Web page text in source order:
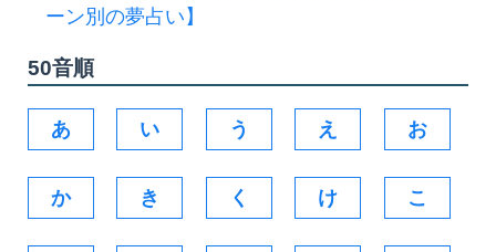
ーン別の夢占い】
50音順
あ い う え お
か き く け こ